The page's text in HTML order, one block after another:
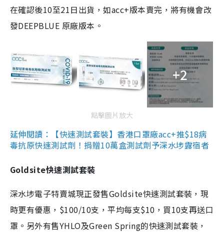
在確認後10至21日出貨，如acc+版本賣完，將有機會改
發DEEPBLUE 原廠版本。
+2
點擊圖片放大
延伸閱讀：【快速測試套裝】香港口罩廠acc+推$18病
毒抗原快速測試劑！捐贈10萬盒測試劑予深水埗露宿者
Goldsite快速測試套裝
深水埗電子特賣城現正發售Goldsite快速測試套裝，現
時更有優惠，$100/10支，平均每支$10，買10支再送口
罩。另外有售YHLO及Green Spring的快速測試套裝，